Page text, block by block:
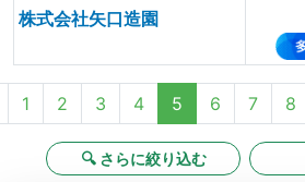
株式会社矢口造園
1 2 3 4 5 6 7 8
🔍 さらに絞り込む